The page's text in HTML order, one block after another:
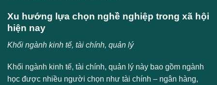
Xu hướng lựa chọn nghề nghiệp trong xã hội
hiện nay
Khối ngành kinh tế, tài chính, quản lý
Khối ngành kinh tế, tài chính, quản lý này bao gồm ngành
học được nhiều người chọn như tài chính – ngân hàng,